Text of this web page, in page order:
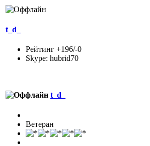
t_d_
Рейтинг +196/-0
Skype: hubrid70
t_d_
Ветеран